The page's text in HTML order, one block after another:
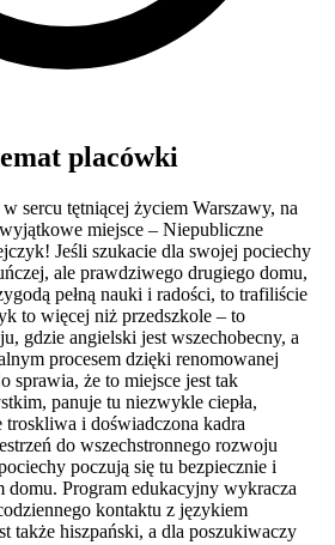
placówki
sercu tętniącej życiem Warszawy, na
miejsce – Niepubliczne
Jeśli szukacie dla swojej pociechy
ale prawdziwego drugiego domu,
pełną nauki i radości, to trafiliście
to więcej niż przedszkole – to
gdzie angielski jest wszechobecny, a
procesem dzięki renomowanej
sprawia, że to miejsce jest tak
panuje tu niezwykle ciepła,
troskliwa i doświadczona kadra
do wszechstronnego rozwoju
poczują się tu bezpiecznie i
domu. Program edukacyjny wykracza
kontaktu z językiem
także hiszpański, a dla poszukiwaczy